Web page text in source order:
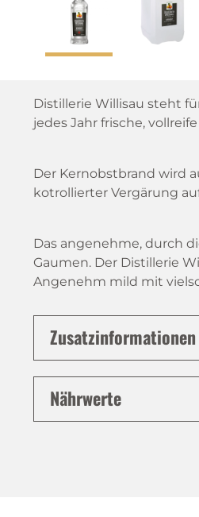
Distillerie Willisau steht
jedes Jahr frische,
Der Kernobstbrand wird
kotrollierter Vergärung
Das angenehme, durch
Gaumen. Der Distillerie
Angenehm mild mit
Zusatzinformationen
Nährwerte